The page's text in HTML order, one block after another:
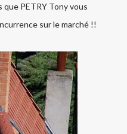
PETRY Tony vous
sur le marché !!